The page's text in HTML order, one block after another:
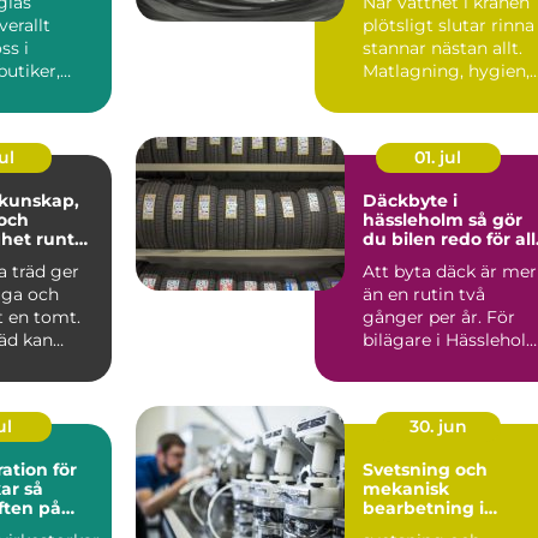
i
Sy...
plötsligt slutar rinna
stannar nästan allt.
Matlagning, hygien,
runt
träd ger
och
en tomt.
kan
01. jul
Däckbyte i
hässleholm så gör
du bilen redo för
Att byta däck är mer
än en rutin två
gånger per år. För
bilägare i
säkerhe...
för
på
30. jun
Svetsning och
mekanisk
bearbetning i